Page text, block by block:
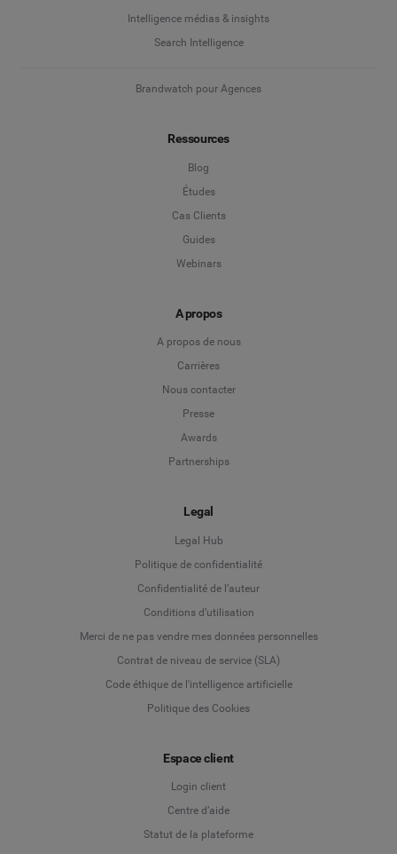
Intelligence médias & insights
Search Intelligence
Brandwatch pour Agences
Ressources
Blog
Études
Cas Clients
Guides
Webinars
A propos
A propos de nous
Carrières
Nous contacter
Presse
Awards
Partnerships
Legal
Legal Hub
Politique de confidentialité
Confidentialité de l’auteur
Conditions d’utilisation
Merci de ne pas vendre mes données personnelles
Contrat de niveau de service (SLA)
Code éthique de l'intelligence artificielle
Politique des Cookies
Espace client
Login client
Centre d’aide
Statut de la plateforme
Deutsch